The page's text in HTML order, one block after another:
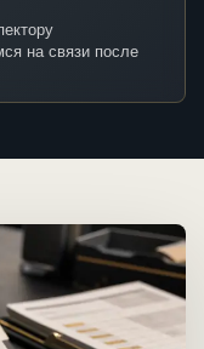
на связи после